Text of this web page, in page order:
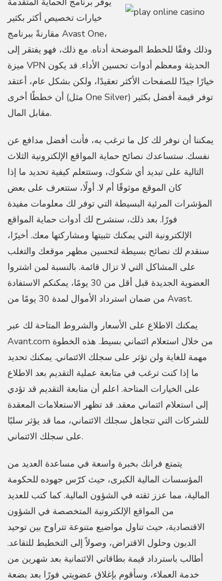
خيارات تخصيص أكثر بكثير
مقارنةً ببرنامج Avast One،
وذلك وفقًا للخطط الموضحة أدناه. مع ذلك، فهو يفتقر إلى
ميزة VPN الحديثة ومعظم أدوات تحسين الأداء. قد يكون
خيارًا جيدًا للصفحات الأكثر تعقيدًا، ولكن بشكل عام، أعتقد
أن خططًا أخرى (مثل One Silver) توفر قيمة أفضل بكثير
مقابل المال.
يمكننا أن نوفر لك كل ما ترغب به، فأنت أفضل مدافع عن
نفسك. ستساعدك نصائح حماية المواقع الإلكترونية الثلاث
التالية على تبديد أي شكوك، وستتعلم كيفية تحديد ما إذا
كان الموقع موثوقًا أم لا. أولًا، ستتعرف على بعض
المؤشرات المرئية البسيطة التي توفر لك معلومات مفيدة
فورًا. بعد ذلك، سنشرح لك أدوات حماية المواقع
الإلكترونية التي يمكنك تثبيتها ومشاركتها معك. أخيرًا،
سنقدم لك نصائح بسيطة لتحسين مظهر موقعك والتغلب
على المشاكل التي لا تزال قائمة. بالنسبة لمن اشتروا
العضوية الجديدة قبل أقل من 30 يومًا، يمكنكم الاستفادة
من ضمان استرداد الأموال لمدة 30 يومًا من Avast.
يمكنك الاطلاع على الأسعار والشروط المتاحة لك عبر
Avant.com من خلال استعلام ائتماني بسيط. هذه الخطوة
مهمة للغاية ولن تؤثر على سجلك الائتماني. يمكنك تحديد
ما إذا كنت ترغب في متابعة عملية التقديم بعد الاطلاع
على الخيارات المتاحة. اعلم أن متابعة التقديم قد تؤدي
إلى استعلام ائتماني معقد. قد تظهر الاستعلامات المعقدة
للشركات التي تتجاهل سجلك الائتماني، مما قد يؤثر سلبًا
على سجلك الائتماني.
يتمتع فرانك بخبرة واسعة في مساعدة العديد من
المؤسسات المالية الكبرى، حيث كرّس جهوده للحكومة
المالية، مما عزز ثقته في الشؤون المالية. كما كتب للعديد
من المواقع الإلكترونية المتخصصة في الشؤون
الاقتصادية، حيث تناول مواضيع متنوعة تتراوح بين توحيد
الديون وحلول الاقتراض، وصولاً إلى التخطيط للتقاعد.
أطالب باسترداد قيمة بطاقاتي الائتمانية بعد شهرين من
خدمة العملاء، وسأقوم بإغلاق عضويتي فورًا بعد بضعة